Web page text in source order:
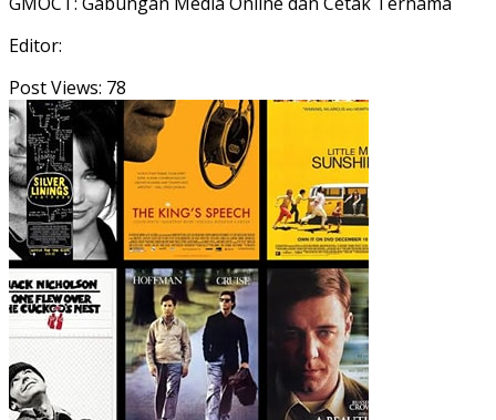
Editor:
Post Views: 78